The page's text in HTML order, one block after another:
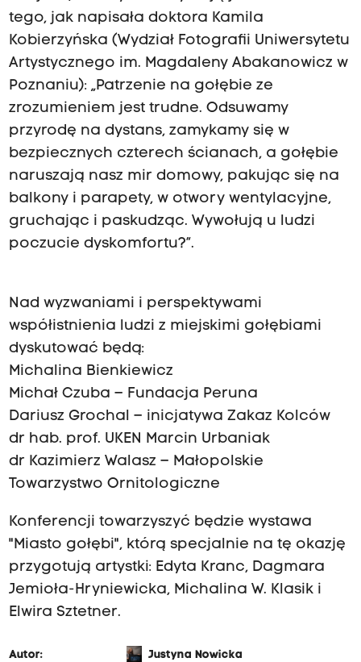
tego, jak napisała doktora Kamila
Kobierzyńska (Wydział Fotografii Uniwersytetu
Artystycznego im. Magdaleny Abakanowicz w
Poznaniu): „Patrzenie na gołębie ze
zrozumieniem jest trudne. Odsuwamy
przyrodę na dystans, zamykamy się w
bezpiecznych czterech ścianach, a gołębie
naruszają nasz mir domowy, pakując się na
balkony i parapety, w otwory wentylacyjne,
gruchając i paskudząc. Wywołują u ludzi
poczucie dyskomfortu?”.
Nad wyzwaniami i perspektywami
współistnienia ludzi z miejskimi gołębiami
dyskutować będą:
Michalina Bienkiewicz
Michał Czuba – Fundacja Peruna
Dariusz Grochal – inicjatywa Zakaz Kolców
dr hab. prof. UKEN Marcin Urbaniak
dr Kazimierz Walasz – Małopolskie
Towarzystwo Ornitologiczne
Konferencji towarzyszyć będzie wystawa
"Miasto gołębi", którą specjalnie na tę okazję
przygotują artystki: Edyta Kranc, Dagmara
Jemioła-Hryniewicka, Michalina W. Klasik i
Elwira Sztetner.
Autor: Justyna Nowicka